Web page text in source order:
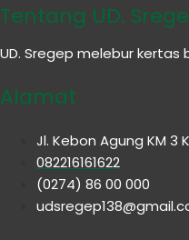
Tentang UD.
UD. Sregep melebur
Alamat
Jl. Kebon Agung KM 3
082216161622
(0274) 86 00 000